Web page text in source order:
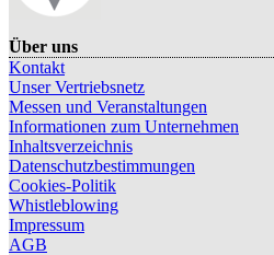
Über uns
Kontakt
Unser Vertriebsnetz
Messen und Veranstaltungen
Informationen zum Unternehmen
Inhaltsverzeichnis
Datenschutzbestimmungen
Cookies-Politik
Whistleblowing
Impressum
AGB